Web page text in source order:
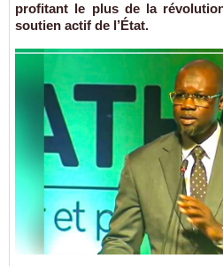
profitant le plus de la
soutien actif de l’État.